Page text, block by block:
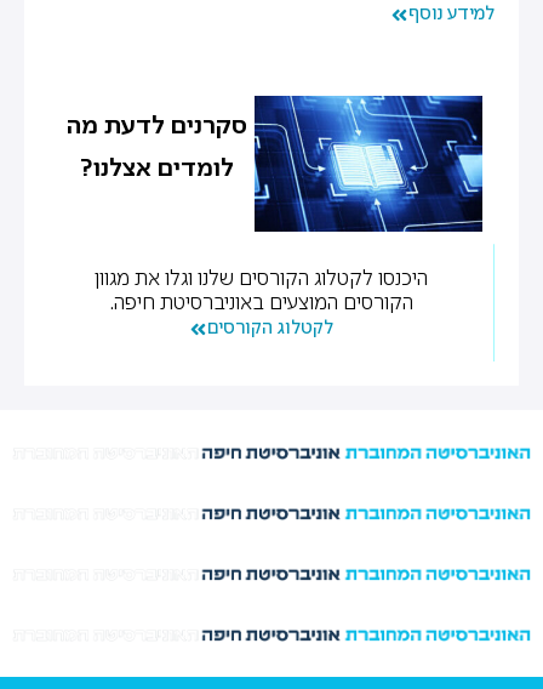
למידע נוסף
סקרנים לדעת מה
לומדים אצלנו?
היכנסו לקטלוג הקורסים שלנו וגלו את מגוון
הקורסים המוצעים באוניברסיטת חיפה.
לקטלוג הקורסים